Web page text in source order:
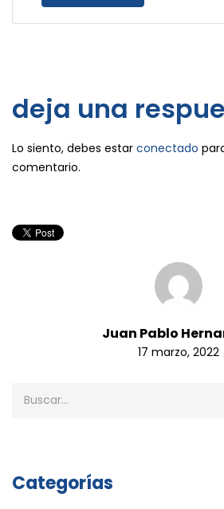
deja una
Lo siento, debes estar conectado
comentario.
Juan Pablo
17 marzo, 2022
Categorías